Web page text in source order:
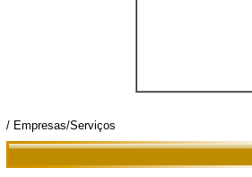
/ Empresas/Serviços